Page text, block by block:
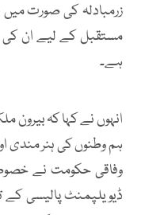
زرمبادلہ کی صورت میں
مستقبل کے لیے ان
ہے۔
انہوں نے کہا کہ بیرون
ہم وطنوں کی ہنر مندی
وفاقی حکومت نے
ڈیویلپمنٹ پالیسی